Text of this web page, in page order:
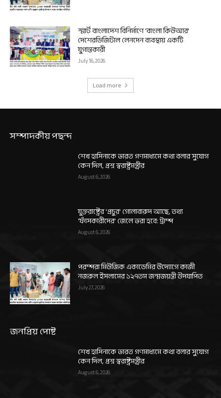
স্মার্ট বাংলাদেশ বিনির্মাণে ‘বাংলা কিউআর’
দেশেরডিজিটাল লেনদেন ব্যবস্থায় একটি
যুগান্তকারী
July 16, 2026
Load more
সম্পাদকীয় পছন্দ
শেখ হাসিনাকে ভারত গণমাধ্যমে কথা বলার সুযোগ
কেন দিল, প্রশ্ন স্বরাষ্ট্রমন্ত্রীর
August 6, 2026
যুক্তরাষ্ট্রের ‘প্রচুর’ গোলাবারুদ আছে, তথ্য
‘ফাঁসকারীদের’ জেলে ভরা হবে: ট্রাম্প
August 6, 2026
পরম্পরা মিউজিক একাডেমির উদ্যোগে কাজী
নজরুল ইসলামের ১২৭তম জন্মজয়ন্তী উদযাপিত
July 27, 2026
জনপ্রিয় পোষ্ট
শেখ হাসিনাকে ভারত গণমাধ্যমে কথা বলার সুযোগ
কেন দিল, প্রশ্ন স্বরাষ্ট্রমন্ত্রীর
August 6, 2026